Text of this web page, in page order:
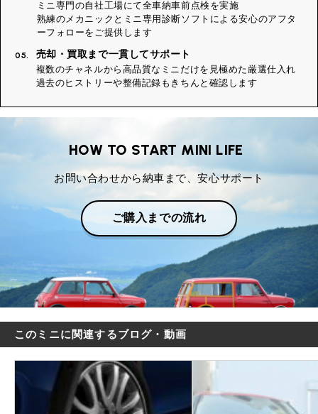
ミニ専門の自社工場にて全車納車前点検を実施
熟練のメカニックとミニ専用診断ソフトによる安心のアフタ
ーフォローをご提供します
05. 売却・買取まで一貫してサポート
複数のチャネルから高品質なミニだけを見極めた厳選仕入れ
過去のヒストリーや整備記録もきちんと確認します
HOW TO START MINI LIFE
お問い合わせから納車まで、安心サポート
ご購入までの流れ
このミニに関連するブログ・動画